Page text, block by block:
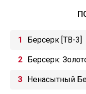
Берсерк [ТВ-3]
Берсерк:
Ненасытный